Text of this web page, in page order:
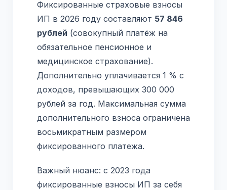
Фиксированные страховые взносы
ИП в 2026 году составляют 57 846
рублей (совокупный платёж на
обязательное пенсионное и
медицинское страхование).
Дополнительно уплачивается 1 % с
доходов, превышающих 300 000
рублей за год. Максимальная сумма
дополнительного взноса ограничена
восьмикратным размером
фиксированного платежа.
Важный нюанс: с 2023 года
фиксированные взносы ИП за себя